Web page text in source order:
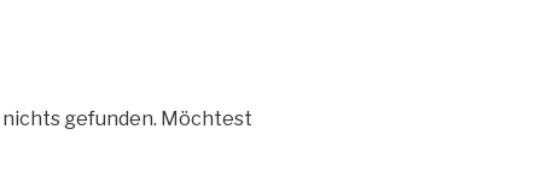
nichts gefunden. Möchtest